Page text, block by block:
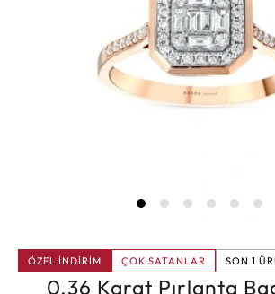
ÖZEL İNDİRİM ÇOK SATANLAR SON 1
0.36 Karat Pırlanta